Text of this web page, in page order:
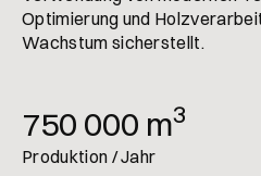
Optimierung und
Wachstum sicherstellt.
750 000 m3
Produktion / Jahr